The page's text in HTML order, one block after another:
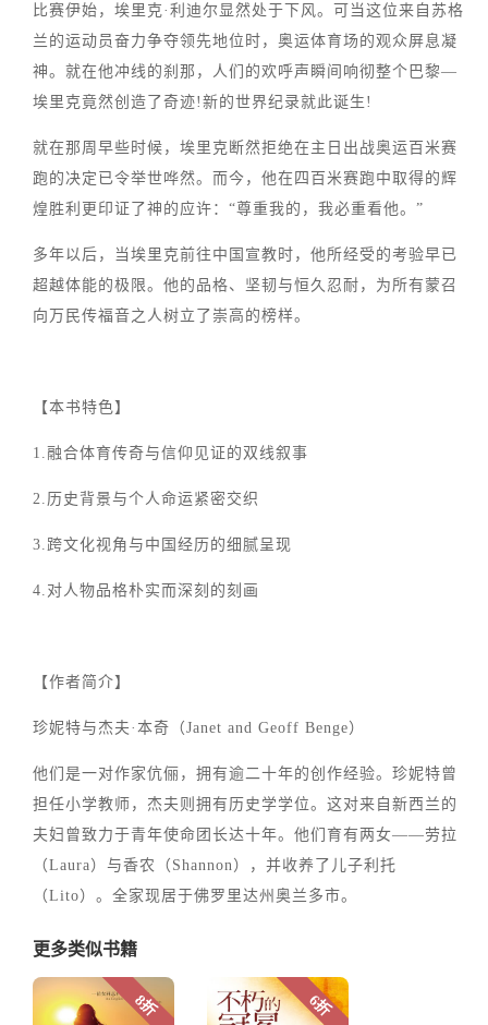
比赛伊始，埃里克·利迪尔显然处于下风。可当这位来自苏格
兰的运动员奋力争夺领先地位时，奥运体育场的观众屏息凝
神。就在他冲线的刹那，人们的欢呼声瞬间响彻整个巴黎—
埃里克竟然创造了奇迹!新的世界纪录就此诞生!
就在那周早些时候，埃里克断然拒绝在主日出战奥运百米赛
跑的决定已令举世哗然。而今，他在四百米赛跑中取得的辉
煌胜利更印证了神的应许：“尊重我的，我必重看他。”
多年以后，当埃里克前往中国宣教时，他所经受的考验早已
超越体能的极限。他的品格、坚韧与恒久忍耐，为所有蒙召
向万民传福音之人树立了崇高的榜样。
【本书特色】
1.融合体育传奇与信仰见证的双线叙事
2.历史背景与个人命运紧密交织
3.跨文化视角与中国经历的细腻呈现
4.对人物品格朴实而深刻的刻画
【作者简介】
珍妮特与杰夫·本奇（Janet and Geoff Benge）
他们是一对作家伉俪，拥有逾二十年的创作经验。珍妮特曾
担任小学教师，杰夫则拥有历史学学位。这对来自新西兰的
夫妇曾致力于青年使命团长达十年。他们育有两女——劳拉
（Laura）与香农（Shannon），并收养了儿子利托
（Lito）。全家现居于佛罗里达州奥兰多市。
更多类似书籍